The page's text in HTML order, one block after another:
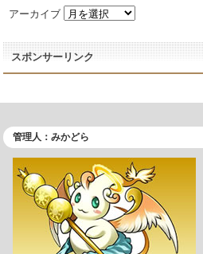
アーカイブ
スポンサーリンク
管理人：みかどら